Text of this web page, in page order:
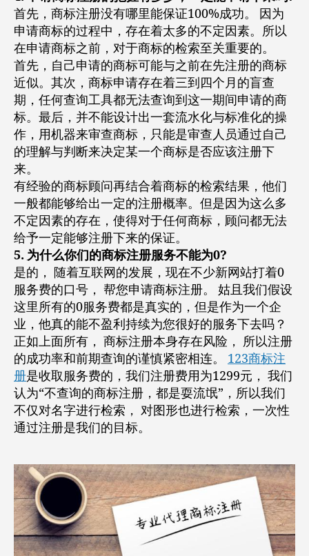
首先，商标注册没有哪里能保证100%成功。 因为
申请商标的过程中，存在着太多的不定因素。所以
在申请商标之前，对于商标的检索至关重要的。
首先，自己申请的商标可能与之前在先注册的商标
近似。其次，商标申请存在着三到四个月的盲查
期，任何查询工具都无法查询到这一期间申请的商
标。最后，并不能设计出一套流水化与标准化的操
作，用机器来审查商标，只能是审查人员通过自己
的理解与判断来决定某一个商标是否应该注册下
来。
有经验的商标顾问再结合着商标的检索结果，他们
一般都能够给出一定的注册概率。但是因为这么多
不定因素的存在，使得对于任何商标，顾问都无法
给予一定能够注册下来的保证。
5. 为什么你们的商标注册服务不能为0?
是的， 随着互联网的发展，现在不少新网站打着0
服务费的口号， 帮您申请商标注册。 姑且我们假设
这里所有的0服务费都是真实的，但是作为一个企
业，他真的能不盈利持续为您很好的服务下去吗？
正如上面所有， 商标注册本身存在风险， 所以注册
的成功率和前期查询的谨慎紧密相连。 123商标注
册是收取服务费的，我们注册费用为1299元， 我们
认为“不查询的商标注册，都是耍流氓”，所以我们
不仅对名字进行检索， 对图形也进行检索，一次性
通过注册是我们的目标。